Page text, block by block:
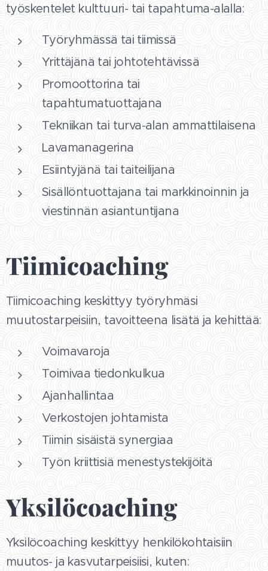
työskentelet kulttuuri- tai tapahtuma-alalla:
Työryhmässä tai tiimissä
Yrittäjänä tai johtotehtävissä
Promoottorina tai
tapahtumatuottajana
Tekniikan tai turva-alan ammattilaisena
Lavamanagerina
Esiintyjänä tai taiteilijana
Sisällöntuottajana tai markkinoinnin ja
viestinnän asiantuntijana
Tiimicoaching
Tiimicoaching keskittyy työryhmäsi
muutostarpeisiin, tavoitteena lisätä ja kehittää:
Voimavaroja
Toimivaa tiedonkulkua
Ajanhallintaa
Verkostojen johtamista
Tiimin sisäistä synergiaa
Työn kriittisiä menestystekijöitä
Yksilöcoaching
Yksilöcoaching keskittyy henkilökohtaisiin
muutos- ja kasvutarpeisiisi, kuten: